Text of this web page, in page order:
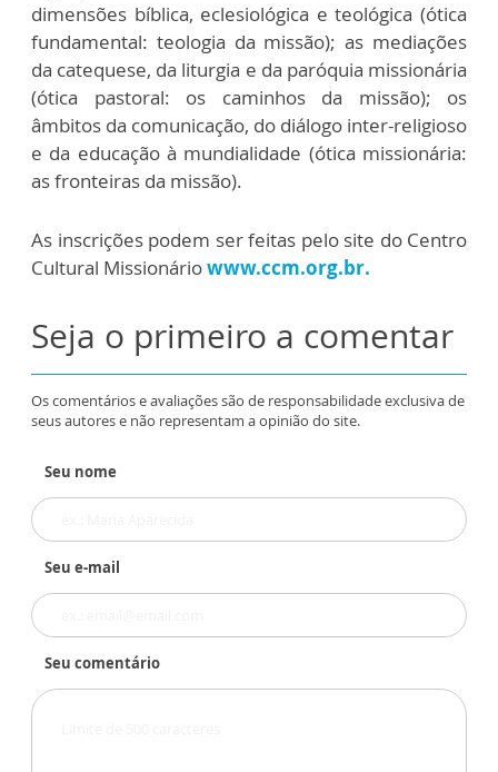
dimensões bíblica, eclesiológica e teológica (ótica
fundamental: teologia da missão); as mediações
da catequese, da liturgia e da paróquia missionária
(ótica pastoral: os caminhos da missão); os
âmbitos da comunicação, do diálogo inter-religioso
e da educação à mundialidade (ótica missionária:
as fronteiras da missão).
As inscrições podem ser feitas pelo site do Centro
Cultural Missionáriowww.ccm.org.br.
Seja o primeiro a comentar
Os comentários e avaliações são de responsabilidade exclusiva de
seus autores e não representam a opinião do site.
Seu nome
Seu e-mail
Seu comentário